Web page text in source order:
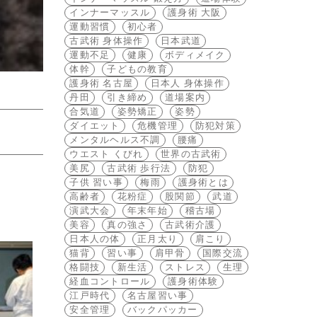
インナーマッスル
護身術 大阪
運動習慣
初心者
古武術 身体操作
日本武道
運動不足
健康
ボディメイク
体幹
子どもの教育
護身術 名古屋
日本人 身体操作
丹田
引き締め
道場案内
合気道
姿勢矯正
姿勢
ダイエット
危機管理
防犯対策
メンタルヘルス不調
腰痛
ウエスト くびれ
世界の古武術
美尻
古武術 歩行法
防犯
子供 習い事
梅雨
護身術とは
高齢者
花粉症 股関節
武道
演武大会
年末年始
稽古場
美容
真の強さ
古武術介護
日本人の体
正月太り
肩こり
猫背
習い事 肩甲骨
国際交流
格闘技
新生活 ストレス
生理
経血コントロール
護身術体験
江戸時代
名古屋習い事
安全管理
バックパッカー